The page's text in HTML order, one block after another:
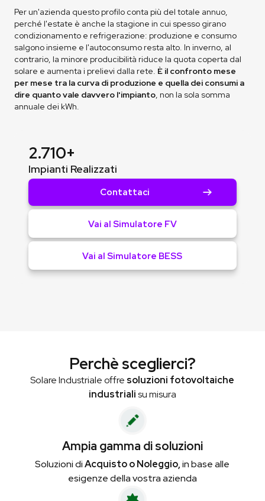
Per un'azienda questo profilo conta più del totale annuo,
perché l'estate è anche la stagione in cui spesso girano
condizionamento e refrigerazione: produzione e consumo
salgono insieme e l'autoconsumo resta alto. In inverno, al
contrario, la minore producibilità riduce la quota coperta dal
solare e aumenta i prelievi dalla rete. È il confronto mese
per mese tra la curva di produzione e quella dei consumi a
dire quanto vale davvero l'impianto, non la sola somma
annuale dei kWh.
2.710+
Impianti Realizzati
Contattaci
Vai al Simulatore FV
Vai al Simulatore BESS
Perchè sceglierci?
Solare Industriale offre soluzioni fotovoltaiche
industrialisu misura
Ampia gamma di soluzioni
Soluzioni diAcquisto o Noleggio,in base alle
esigenze della vostra azienda